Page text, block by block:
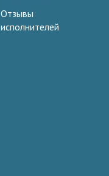
Отзывы
исполнителей